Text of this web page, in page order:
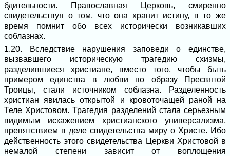
бдительности. Православная Церковь, смиренно
свидетельствуя о том, что она хранит истину, в то же
время помнит обо всех исторически возникавших
соблазнах.
1.20. Вследствие нарушения заповеди о единстве,
вызвавшего историческую трагедию схизмы,
разделившиеся христиане, вместо того, чтобы быть
примером единства в любви по образу Пресвятой
Троицы, стали источником соблазна. Разделенность
христиан явилась открытой и кровоточащей раной на
Теле Христовом. Трагедия разделений стала серьезным
видимым искажением христианского универсализма,
препятствием в деле свидетельства миру о Христе. Ибо
действенность этого свидетельства Церкви Христовой в
немалой степени зависит от воплощения